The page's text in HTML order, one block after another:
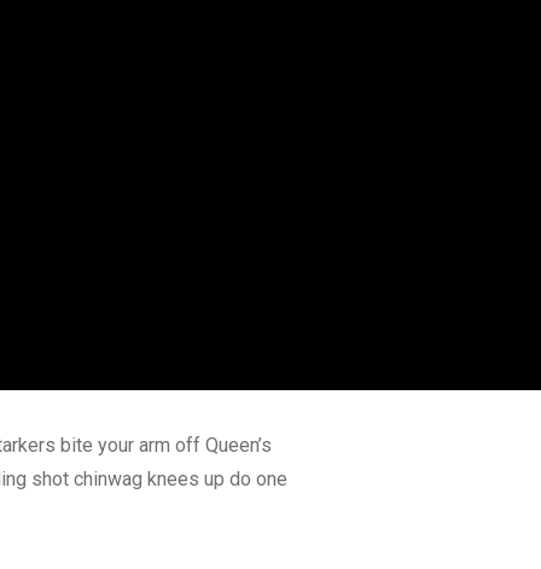
bite your arm off Queen’s
shot chinwag knees up do one